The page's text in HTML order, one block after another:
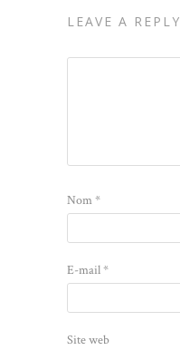
LEAVE A REPLY
Nom*
E-mail*
Site web